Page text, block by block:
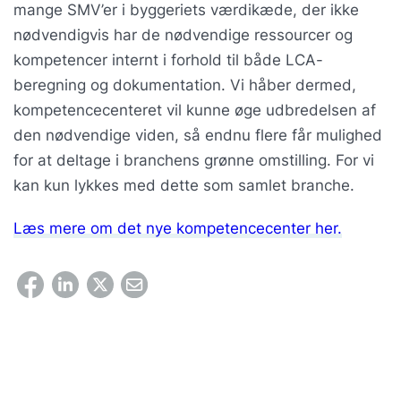
mange SMV’er i byggeriets værdikæde, der ikke
nødvendigvis har de nødvendige ressourcer og
kompetencer internt i forhold til både LCA-
beregning og dokumentation. Vi håber dermed,
kompetencecenteret vil kunne øge udbredelsen af
den nødvendige viden, så endnu flere får mulighed
for at deltage i branchens grønne omstilling. For vi
kan kun lykkes med dette som samlet branche.
Læs mere om det nye kompetencecenter her.